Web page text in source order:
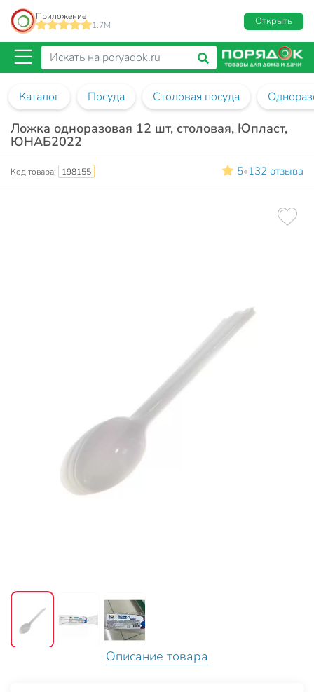
Приложение
1.7M
Открыть
Каталог Посуда Столовая посуда
Ложка одноразовая 12 шт, столовая, Юпласт,
ЮНАБ2022
Код товара: 198155 5•132 отзыва
Описание товара